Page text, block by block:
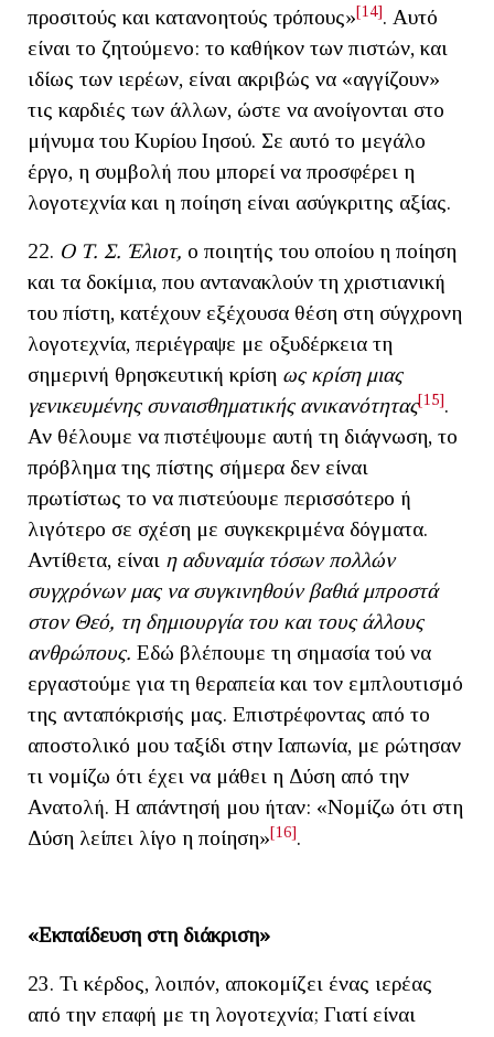
προσιτούς και κατανοητούς τρόπους»[14]. Αυτό
είναι το ζητούμενο: το καθήκον των πιστών, και
ιδίως των ιερέων, είναι ακριβώς να «αγγίζουν»
τις καρδιές των άλλων, ώστε να ανοίγονται στο
μήνυμα του Κυρίου Ιησού. Σε αυτό το μεγάλο
έργο, η συμβολή που μπορεί να προσφέρει η
λογοτεχνία και η ποίηση είναι ασύγκριτης αξίας.
22. Ο T. Σ. Έλιοτ, ο ποιητής του οποίου η ποίηση
και τα δοκίμια, που αντανακλούν τη χριστιανική
του πίστη, κατέχουν εξέχουσα θέση στη σύγχρονη
λογοτεχνία, περιέγραψε με οξυδέρκεια τη
σημερινή θρησκευτική κρίση ως κρίση μιας
γενικευμένης συναισθηματικής ανικανότητας[15].
Αν θέλουμε να πιστέψουμε αυτή τη διάγνωση, το
πρόβλημα της πίστης σήμερα δεν είναι
πρωτίστως το να πιστεύουμε περισσότερο ή
λιγότερο σε σχέση με συγκεκριμένα δόγματα.
Αντίθετα, είναι η αδυναμία τόσων πολλών
συγχρόνων μας να συγκινηθούν βαθιά μπροστά
στον Θεό, τη δημιουργία του και τους άλλους
ανθρώπους. Εδώ βλέπουμε τη σημασία τού να
εργαστούμε για τη θεραπεία και τον εμπλουτισμό
της ανταπόκρισής μας. Επιστρέφοντας από το
αποστολικό μου ταξίδι στην Ιαπωνία, με ρώτησαν
τι νομίζω ότι έχει να μάθει η Δύση από την
Ανατολή. Η απάντησή μου ήταν: «Νομίζω ότι στη
Δύση λείπει λίγο η ποίηση»[16].
«Εκπαίδευση στη διάκριση»
23. Τι κέρδος, λοιπόν, αποκομίζει ένας ιερέας
από την επαφή με τη λογοτεχνία; Γιατί είναι